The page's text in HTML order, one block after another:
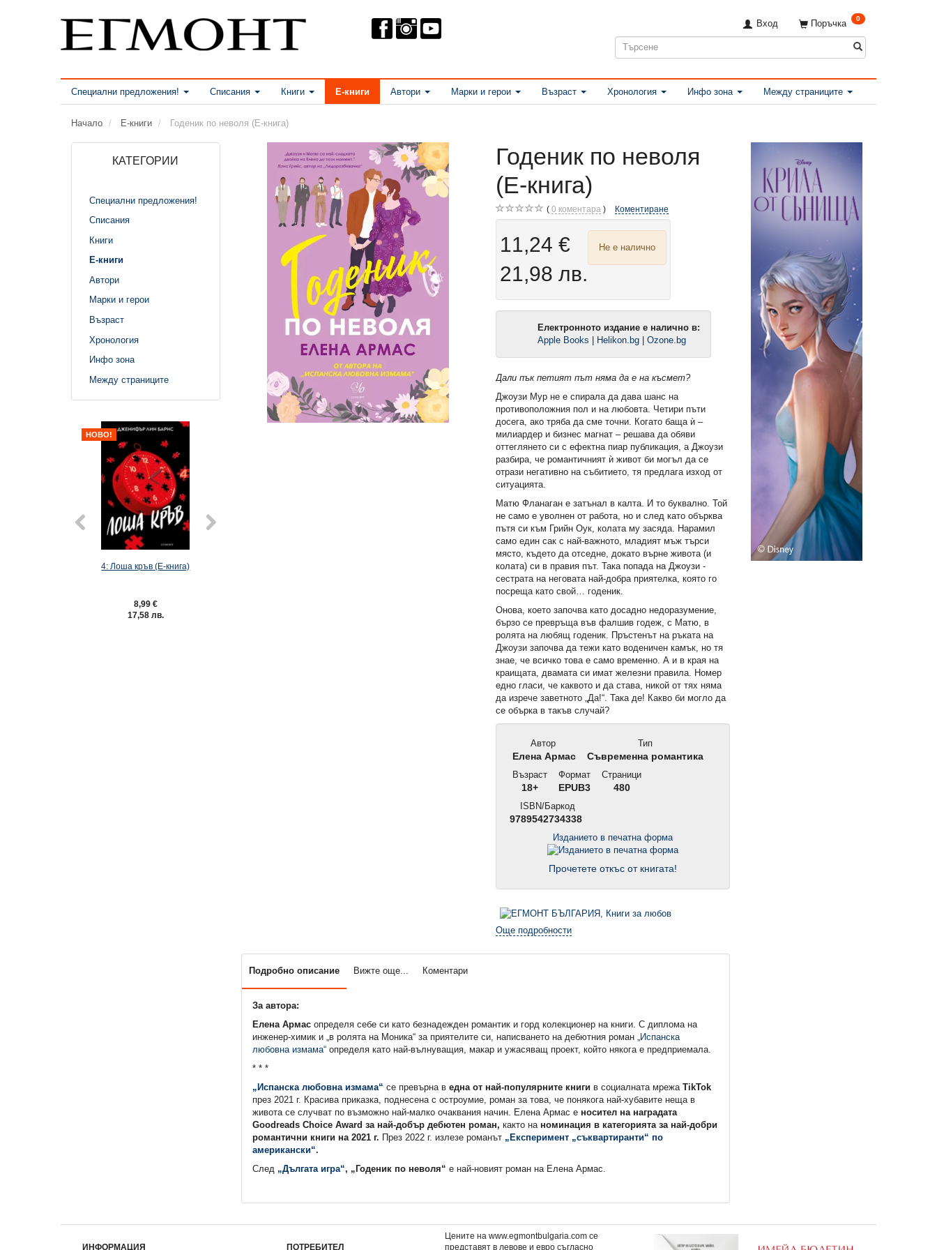
Поръчка 0
Вход
Специални предложения! Списания Книги Е-книги Автори Марки и герои Възраст Хронология Инфо зона Между страниците
Начало Е-книги Годеник по неволя (Е-книга)
КАТЕГОРИИ
Специални предложения!
Списания
Книги
Е-книги
Автори
Марки и герои
Възраст
Хронология
Инфо зона
Между страниците
НОВО!
4: Лоша кръв (Е-книга)
8,99 €
17,58 лв.
Ръкопис 2244 (Е-книга)
24,43 лв.
Наръчник за употреба и
експлоатация на мъжа, пълен
Годеник по неволя
(Е-книга)
0 коментара Коментиране
11,24 €
21,98 лв.
Не е налично
Електронното издание е налично в:
Apple Books | Helikon.bg |Ozone.bg
Дали пък петият път няма да е на късмет?
Джоузи Мур не е спирала да дава шанс на
противоположния пол и на любовта. Четири пъти
досега, ако тряба да сме точни. Когато баща ѝ –
милиардер и бизнес магнат – решава да обяви
оттеглянето си с ефектна пиар публикация, а Джоузи
разбира, че романтичният ѝ живот би могъл да се
отрази негативно на събитието, тя предлага изход от
ситуацията.
Матю Фланаган е затънал в калта. И то буквално. Той
не само е уволнен от работа, но и след като обърква
пътя си към Грийн Оук, колата му засяда. Нарамил
само един сак с най-важното, младият мъж търси
място, където да отседне, докато върне живота (и
колата) си в правия път. Така попада на Джоузи -
сестрата на неговата най-добра приятелка, която го
посреща като свой… годеник.
Онова, което започва като досадно недоразумение,
бързо се превръща във фалшив годеж, с Матю, в
ролята на любящ годеник. Пръстенът на ръката на
Джоузи започва да тежи като воденичен камък, но тя
знае, че всичко това е само временно. А и в края на
краищата, двамата си имат железни правила. Номер
едно гласи, че каквото и да става, никой от тях няма
да изрече заветното „Да!“. Така де! Какво би могло да
се обърка в такъв случай?
Автор
Елена Армас
Тип
Съвременна романтика
Възраст
18+
Формат
EPUB3
Страници
480
ISBN/Баркод
9789542734338
Изданието в печатна форма
Прочетете откъс от книгата!
Още подробности
Подробно описание Вижте още... Коментари
За автора:
Елена Армасопределя себе си като безнадежден романтик и горд колекционер на книги. С диплома на
инженер-химик и „в ролята на Моника“ за приятелите си, написването на дебютния роман „Испанска
любовна измама“определя като най-вълнуващия, макар и ужасяващ проект, който някога е предприемала.
* * *
„Испанска любовна измама“ се превърна в една от най-популярните книги в социалната мрежа TikTok
през 2021 г. Красива приказка, поднесена с остроумие, роман за това, че понякога най-хубавите неща в
живота се случват по възможно най-малко очаквания начин. Елена Армас е носител на наградата
Goodreads Choice Award за най-добър дебютен роман, както на номинация в категорията за най-добри
романтични книги на 2021 г. През 2022 г. излезе романът „Експеримент „съквартиранти“ по
американски“.
След„Дългата игра“, „Годеник по неволя“ е най-новият роман на Елена Армас.
ИНФОРМАЦИЯ ПОТРЕБИТЕЛ
Цените на www.egmontbulgaria.com се
представят в левове и евро съгласно